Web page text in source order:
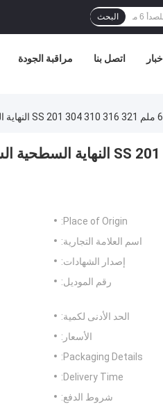
البحث
مراقبة الجودة اتصل بنا أخبار
Place of Origin:
اسم العلامة التجارية:
إصدار الشهادات:
رقم الموديل:
الحد الأدنى لكمية:
الأسعار:
Packaging Details:
Delivery Time:
شروط الدفع: